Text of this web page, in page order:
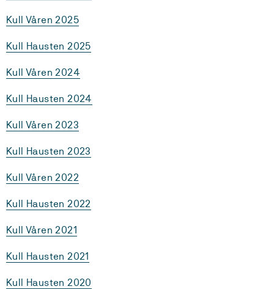
Kull Våren 2025
Kull Hausten 2025
Kull Våren 2024
Kull Hausten 2024
Kull Våren 2023
Kull Hausten 2023
Kull Våren 2022
Kull Hausten 2022
Kull Våren 2021
Kull Hausten 2021
Kull Hausten 2020